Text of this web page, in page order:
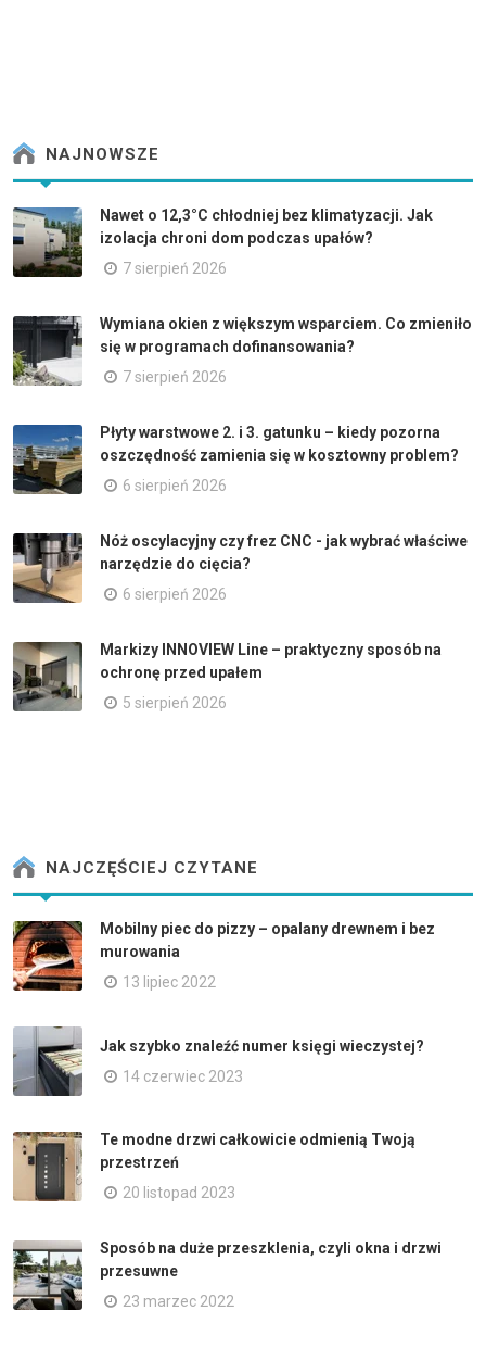
NAJNOWSZE
Nawet o 12,3°C chłodniej bez klimatyzacji. Jak
izolacja chroni dom podczas upałów?
7 sierpień 2026
Wymiana okien z większym wsparciem. Co zmieniło
się w programach dofinansowania?
7 sierpień 2026
Płyty warstwowe 2. i 3. gatunku – kiedy pozorna
oszczędność zamienia się w kosztowny problem?
6 sierpień 2026
Nóż oscylacyjny czy frez CNC - jak wybrać właściwe
narzędzie do cięcia?
6 sierpień 2026
Markizy INNOVIEW Line – praktyczny sposób na
ochronę przed upałem
5 sierpień 2026
NAJCZĘŚCIEJ CZYTANE
Mobilny piec do pizzy – opalany drewnem i bez
murowania
13 lipiec 2022
Jak szybko znaleźć numer księgi wieczystej?
14 czerwiec 2023
Te modne drzwi całkowicie odmienią Twoją
przestrzeń
20 listopad 2023
Sposób na duże przeszklenia, czyli okna i drzwi
przesuwne
23 marzec 2022